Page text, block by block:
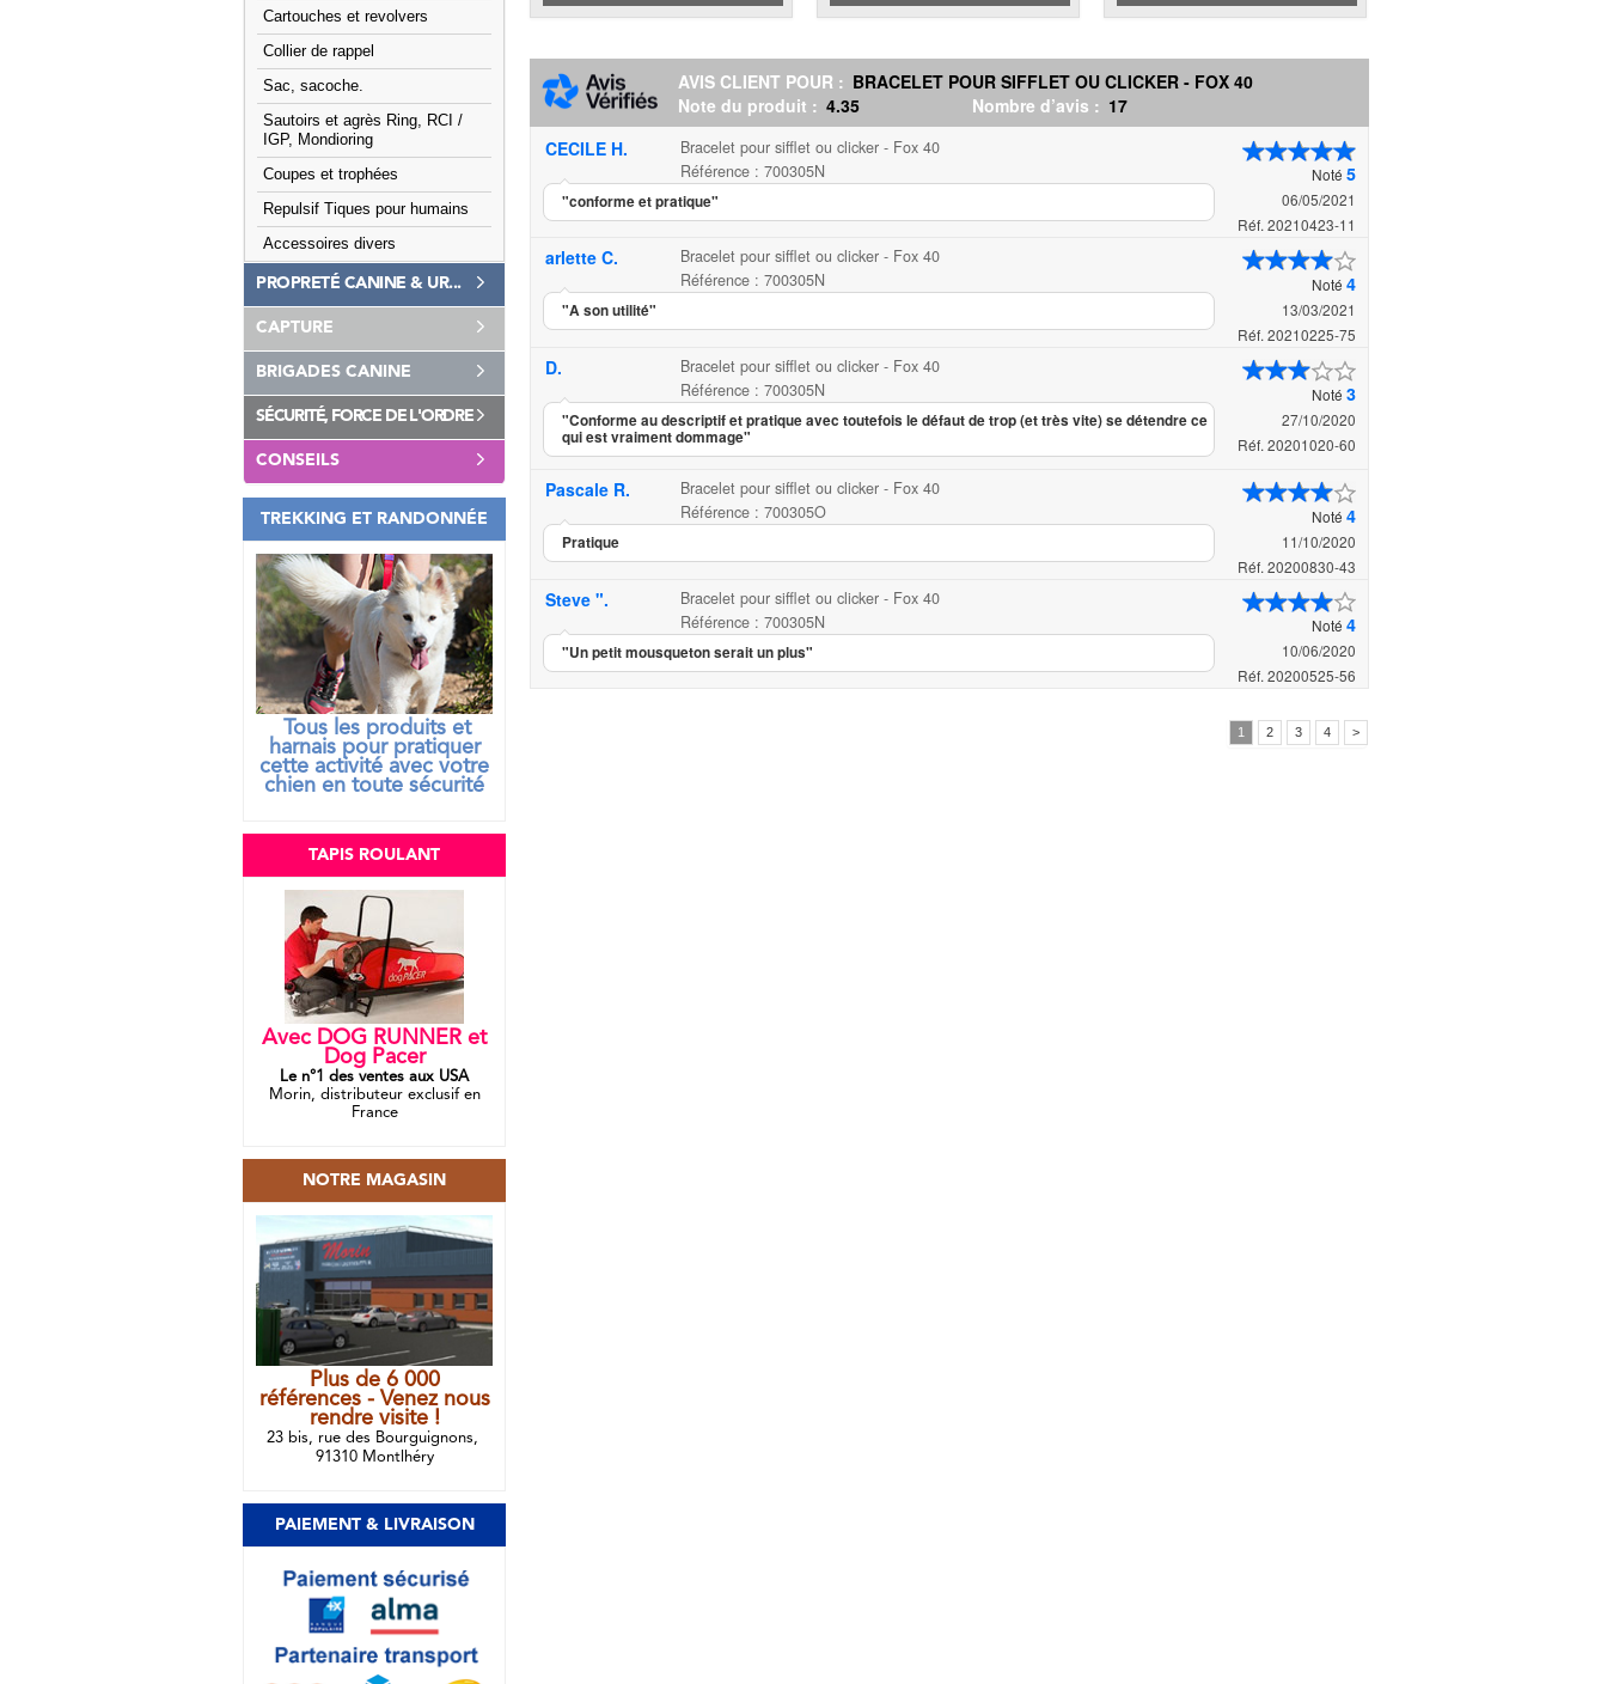
Cartouches et revolvers
Collier de rappel
Sac, sacoche.
Sautoirs et agrès Ring, RCI /
IGP, Mondioring
Coupes et trophées
Repulsif Tiques pour humains
Accessoires divers
PROPRETÉ CANINE & UR...
CAPTURE
BRIGADES CANINE
SÉCURITÉ, FORCE DE L'ORDRE
CONSEILS
TREKKING ET RANDONNÉE
Tous les produits et
harnais pour pratiquer
cette activité avec votre
chien en toute sécurité
TAPIS ROULANT
Avec DOG RUNNER et
Dog Pacer
Le n°1 des ventes aux USA
Morin, distributeur exclusif en
France
NOTRE MAGASIN
Plus de 6 000
références - Venez nous
rendre visite !
23 bis, rue des Bourguignons,
91310 Montlhéry
PAIEMENT & LIVRAISON
AVIS CLIENT POUR : BRACELET POUR SIFFLET OU CLICKER - FOX 40
Note du produit : 4.35 Nombre d’avis : 17
Noté 5
06/05/2021
Réf. 20210423-11
CECILE H.
Bracelet pour sifflet ou clicker - Fox 40
Référence : 700305N
"conforme et pratique"
Noté 4
13/03/2021
Réf. 20210225-75
arlette C.
Bracelet pour sifflet ou clicker - Fox 40
Référence : 700305N
"A son utilité"
Noté 3
27/10/2020
Réf. 20201020-60
D.
Bracelet pour sifflet ou clicker - Fox 40
Référence : 700305N
"Conforme au descriptif et pratique avec toutefois le défaut de trop (et très vite) se détendre ce
qui est vraiment dommage"
Noté 4
11/10/2020
Réf. 20200830-43
Pascale R.
Bracelet pour sifflet ou clicker - Fox 40
Référence : 700305O
Pratique
Noté 4
10/06/2020
Réf. 20200525-56
Steve ".
Bracelet pour sifflet ou clicker - Fox 40
Référence : 700305N
"Un petit mousqueton serait un plus"
1 2 3 4 >